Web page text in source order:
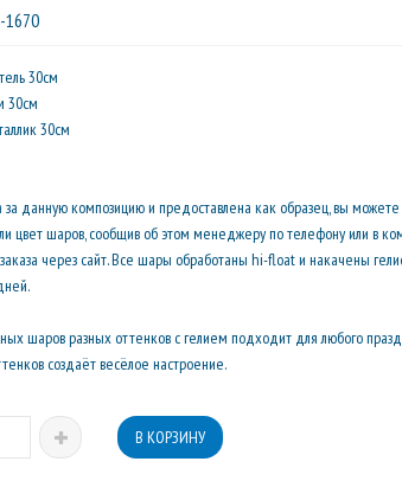
1670
30см
30см
30см
за данную композицию и предоставлена как образец, вы
цвет шаров, сообщив об этом менеджеру по телефону или в
через сайт. Все шары обработаны hi-float и накачены
шаров разных оттенков с гелием подходит для любого
создаёт весёлое настроение.